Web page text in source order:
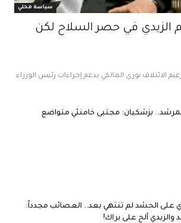
سياسة محلي
الزيدي في حصر السلاح لكن
الائتلاف نوري المالكي يدعم إجراءات رئيس الوزراء
بزشكيان: مجتبى خامنئي متواضع
الحشد لم تنتهي بعد.. العصائب مجدداً:
ألح على براك!